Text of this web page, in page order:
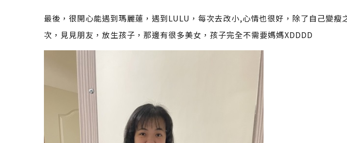
最後，很開心能遇到瑪麗蓮，遇到LULU，每次去改小,心情也很好，除了自己變瘦
次，見見朋友，放生孩子，那邊有很多美女，孩子完全不需要媽媽XDDDD